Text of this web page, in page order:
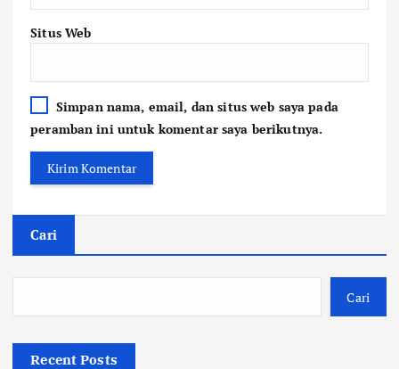
Situs Web
Simpan nama, email, dan situs web saya pada
peramban ini untuk komentar saya berikutnya.
Cari
Cari
Recent Posts